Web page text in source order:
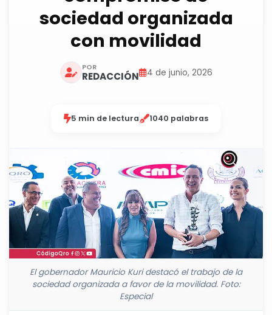
sociedad organizada
con movilidad
POR
REDACCIÓN 4 de junio, 2026
5 min de lectura 1040 palabras
El gobernador Mauricio Kuri destacó el trabajo de la
sociedad organizada a favor de la movilidad. Foto:
Especial